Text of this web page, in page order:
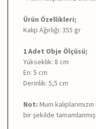
Ürün Özellikleri;
Kalıp Ağırlığı: 355 gr
1 Adet Obje Ölçüsü;
Yükseklik: 8 cm
En: 5 cm
Derinlik: 5,5 cm
Not: Mum
bir şekilde